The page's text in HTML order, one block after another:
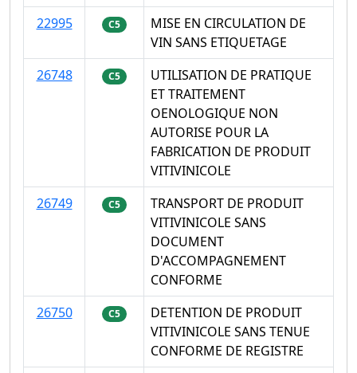
22995
C5
MISE EN CIRCULATION DE
VIN SANS ETIQUETAGE
26748
C5
UTILISATION DE PRATIQUE
ET TRAITEMENT
OENOLOGIQUE NON
AUTORISE POUR LA
FABRICATION DE PRODUIT
VITIVINICOLE
26749
C5
TRANSPORT DE PRODUIT
VITIVINICOLE SANS
DOCUMENT
D'ACCOMPAGNEMENT
CONFORME
26750
C5
DETENTION DE PRODUIT
VITIVINICOLE SANS TENUE
CONFORME DE REGISTRE